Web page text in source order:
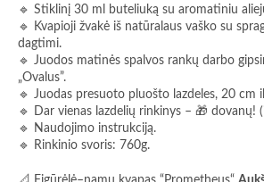
🔹 Stiklinį 30 ml buteliuką su aromatiniu
🔹 Kvapioji žvakė iš natūralaus vaško su
dagtimi.
🔹 Juodos matinės spalvos rankų darbo
„Ovalus”.
🔹 Juodas presuoto pluošto lazdeles, 20 cm
🔹 Dar vienas lazdelių rinkinys – 🎁 dovanų!
🔹 Naudojimo instrukciją.
🔹 Rinkinio svoris: 760g.